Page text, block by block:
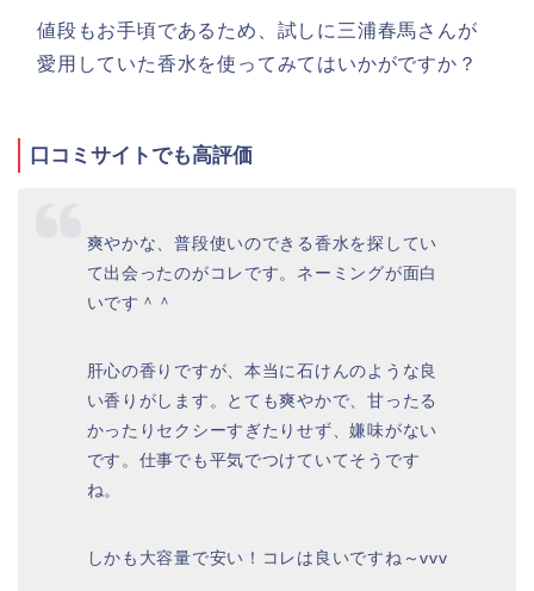
値段もお手頃であるため、試しに三浦春馬さんが
愛用していた香水を使ってみてはいかがですか？
口コミサイトでも高評価
爽やかな、普段使いのできる香水を探してい
て出会ったのがコレです。ネーミングが面白
いです＾＾
肝心の香りですが、本当に石けんのような良
い香りがします。とても爽やかで、甘ったる
かったりセクシーすぎたりせず、嫌味がない
です。仕事でも平気でつけていてそうです
ね。
しかも大容量で安い！コレは良いですね～vvv